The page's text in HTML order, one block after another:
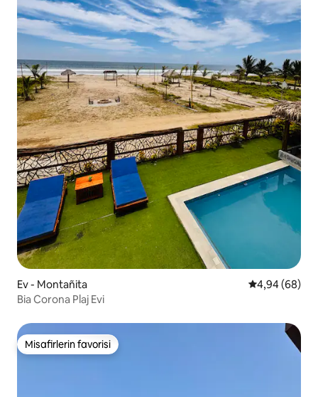
Ev - Montañita 5 üzerinden
4,94 (68)
Bia Corona Plaj Evi
Misafirlerin favorisi
Misafirlerin favorisi